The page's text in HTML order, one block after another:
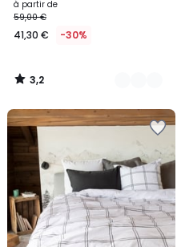
à partir de
59,00 €
41,30 € -30%
3,2
/